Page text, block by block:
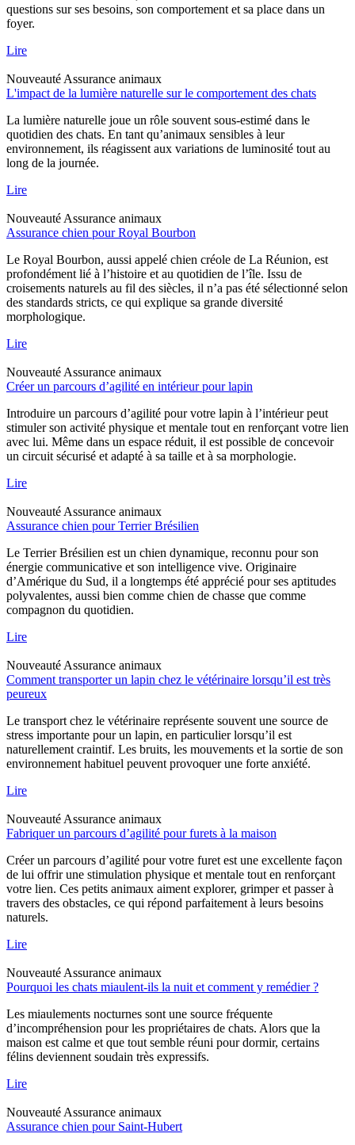
questions sur ses besoins, son comportement et sa place dans un
foyer.
Lire
Nouveauté Assurance animaux
L'impact de la lumière naturelle sur le comportement des chats
La lumière naturelle joue un rôle souvent sous-estimé dans le
quotidien des chats. En tant qu’animaux sensibles à leur
environnement, ils réagissent aux variations de luminosité tout au
long de la journée.
Lire
Nouveauté Assurance animaux
Assurance chien pour Royal Bourbon
Le Royal Bourbon, aussi appelé chien créole de La Réunion, est
profondément lié à l’histoire et au quotidien de l’île. Issu de
croisements naturels au fil des siècles, il n’a pas été sélectionné selon
des standards stricts, ce qui explique sa grande diversité
morphologique.
Lire
Nouveauté Assurance animaux
Créer un parcours d’agilité en intérieur pour lapin
Introduire un parcours d’agilité pour votre lapin à l’intérieur peut
stimuler son activité physique et mentale tout en renforçant votre lien
avec lui. Même dans un espace réduit, il est possible de concevoir
un circuit sécurisé et adapté à sa taille et à sa morphologie.
Lire
Nouveauté Assurance animaux
Assurance chien pour Terrier Brésilien
Le Terrier Brésilien est un chien dynamique, reconnu pour son
énergie communicative et son intelligence vive. Originaire
d’Amérique du Sud, il a longtemps été apprécié pour ses aptitudes
polyvalentes, aussi bien comme chien de chasse que comme
compagnon du quotidien.
Lire
Nouveauté Assurance animaux
Comment transporter un lapin chez le vétérinaire lorsqu’il est très
peureux
Le transport chez le vétérinaire représente souvent une source de
stress importante pour un lapin, en particulier lorsqu’il est
naturellement craintif. Les bruits, les mouvements et la sortie de son
environnement habituel peuvent provoquer une forte anxiété.
Lire
Nouveauté Assurance animaux
Fabriquer un parcours d’agilité pour furets à la maison
Créer un parcours d’agilité pour votre furet est une excellente façon
de lui offrir une stimulation physique et mentale tout en renforçant
votre lien. Ces petits animaux aiment explorer, grimper et passer à
travers des obstacles, ce qui répond parfaitement à leurs besoins
naturels.
Lire
Nouveauté Assurance animaux
Pourquoi les chats miaulent-ils la nuit et comment y remédier ?
Les miaulements nocturnes sont une source fréquente
d’incompréhension pour les propriétaires de chats. Alors que la
maison est calme et que tout semble réuni pour dormir, certains
félins deviennent soudain très expressifs.
Lire
Nouveauté Assurance animaux
Assurance chien pour Saint-Hubert